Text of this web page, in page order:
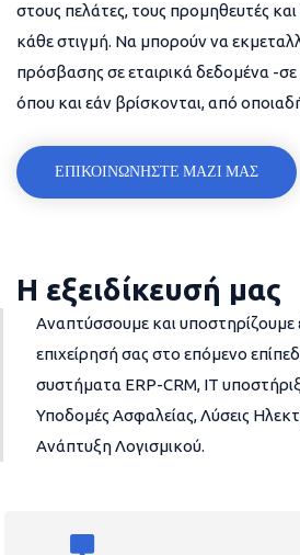
στους πελάτες, τους προμηθευτές
κάθε στιγμή. Να μπορούν να
πρόσβασης σε εταιρικά δεδομένα -
όπου και εάν βρίσκονται, από
ΕΠΙΚΟΙΝΩΝΗΣΤΕ ΜΑΖΙ ΜΑΣ
Η εξειδίκευσή μας
Αναπτύσσουμε και υποστηρίζουμε
επιχείρησή σας στο επόμενο
συστήματα ERP-CRM, IT
Υποδομές Ασφαλείας, Λύσεις
Ανάπτυξη Λογισμικού.